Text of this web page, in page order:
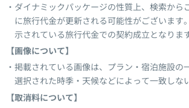
ダイナミックパッケージの性質上、検索から
に旅行代金が更新される可能性がございます
示されている旅行代金での契約成立となります
【画像について】
掲載されている画像は、プラン・宿泊施設の
選択された時季・天候などによって一致しな
【取消料について】